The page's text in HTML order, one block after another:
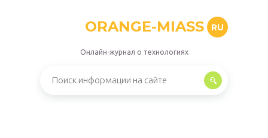
ORANGE-MIASS RU
Онлайн-журнал о технологиях